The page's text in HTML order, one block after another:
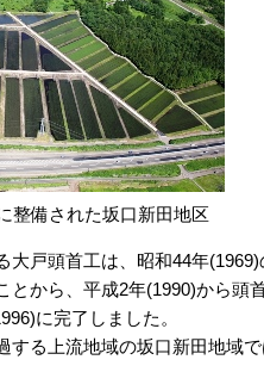
整備された坂口新田地区
戸頭首工は、昭和44年
とから、平成2年(1990)から頭
に完了しました。
る上流地域の坂口新田地域